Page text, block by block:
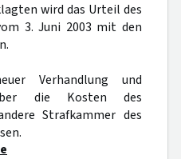
wird das Urteil des
3. Juni 2003 mit den
Verhandlung und
die Kosten des
Strafkammer des